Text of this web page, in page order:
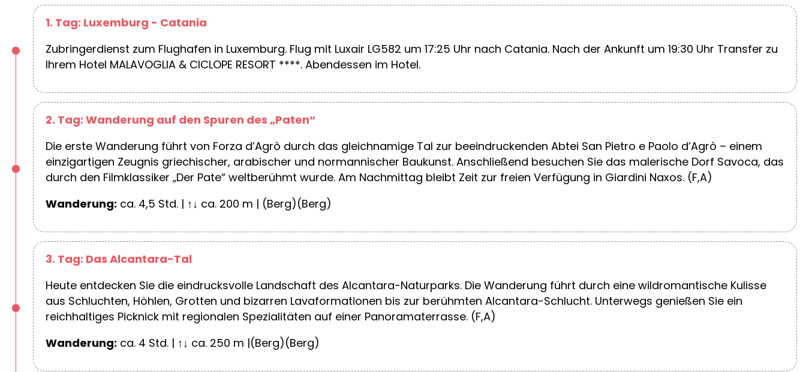
1. Tag: Luxemburg - Catania
Zubringerdienst zum Flughafen in Luxemburg. Flug mit Luxair LG582 um 17:25 Uhr nach Catania. Nach der Ankunft um 19:30 Uhr Transfer zu
Ihrem Hotel MALAVOGLIA & CICLOPE RESORT ****. Abendessen im Hotel.
2. Tag: Wanderung auf den Spuren des „Paten“
Die erste Wanderung führt von Forza d’Agrò durch das gleichnamige Tal zur beeindruckenden Abtei San Pietro e Paolo d’Agrò – einem
einzigartigen Zeugnis griechischer, arabischer und normannischer Baukunst. Anschließend besuchen Sie das malerische Dorf Savoca, das
durch den Filmklassiker „Der Pate“ weltberühmt wurde. Am Nachmittag bleibt Zeit zur freien Verfügung in Giardini Naxos. (F,A)
Wanderung: ca. 4,5 Std. | ↑↓ ca. 200 m | (Berg)(Berg)
3. Tag: Das Alcantara-Tal
Heute entdecken Sie die eindrucksvolle Landschaft des Alcantara-Naturparks. Die Wanderung führt durch eine wildromantische Kulisse
aus Schluchten, Höhlen, Grotten und bizarren Lavaformationen bis zur berühmten Alcantara-Schlucht. Unterwegs genießen Sie ein
reichhaltiges Picknick mit regionalen Spezialitäten auf einer Panoramaterrasse. (F,A)
Wanderung: ca. 4 Std. | ↑↓ ca. 250 m |(Berg)(Berg)